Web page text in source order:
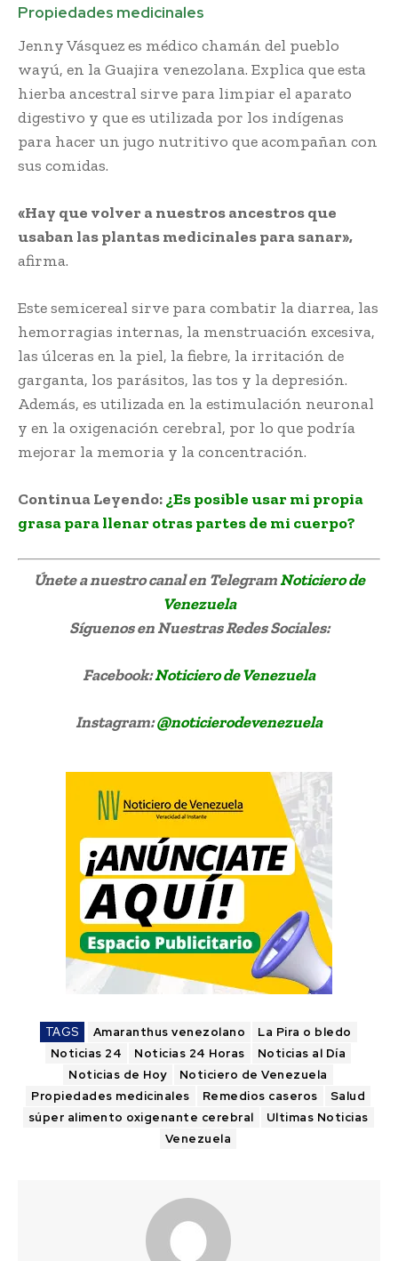
Propiedades medicinales
Jenny Vásquez es médico chamán del pueblo
wayú, en la Guajira venezolana. Explica que esta
hierba ancestral sirve para limpiar el aparato
digestivo y que es utilizada por los indígenas
para hacer un jugo nutritivo que acompañan con
sus comidas.
«Hay que volver a nuestros ancestros que
usaban las plantas medicinales para sanar»,
afirma.
Este semicereal sirve para combatir la diarrea, las
hemorragias internas, la menstruación excesiva,
las úlceras en la piel, la fiebre, la irritación de
garganta, los parásitos, las tos y la depresión.
Además, es utilizada en la estimulación neuronal
y en la oxigenación cerebral, por lo que podría
mejorar la memoria y la concentración.
Continua Leyendo: ¿Es posible usar mi propia
grasa para llenar otras partes de mi cuerpo?
Únete a nuestro canal en TelegramNoticiero de
Venezuela
Síguenosen Nuestras Redes Sociales:
Facebook:Noticiero de Venezuela
Instagram:@noticierodevenezuela
TAGS Amaranthus venezolano
La Pira o bledo
Noticias 24
Noticias 24 Horas
Noticias al Día
Noticias de Hoy
Noticiero de Venezuela
Propiedades medicinales
Remedios caseros
Salud
súper alimento oxigenante cerebral
Ultimas Noticias
Venezuela